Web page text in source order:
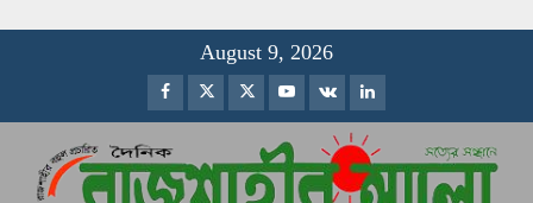
August 9, 2026
Facebook
TwitterInstagram
Youtube
VK LinkedIn